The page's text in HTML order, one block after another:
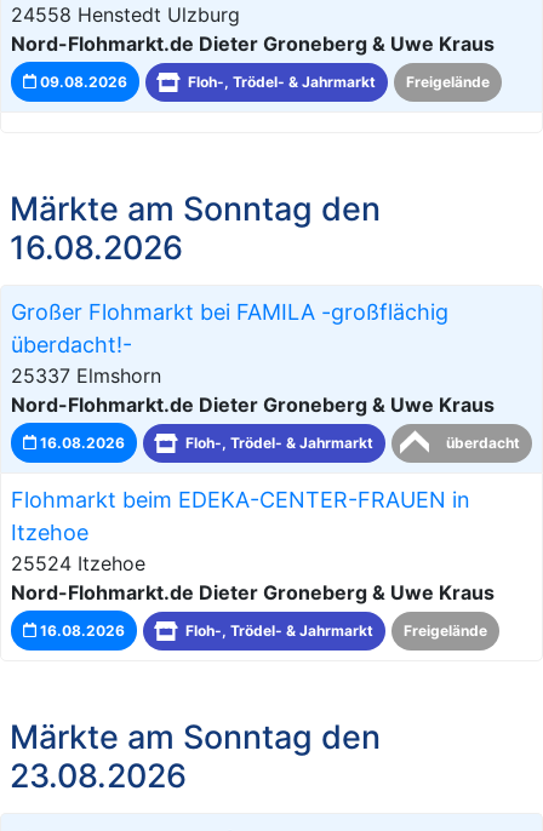
24558 Henstedt Ulzburg
Nord-Flohmarkt.de Dieter Groneberg & Uwe Kraus
09.08.2026 Floh-, Trödel- & Jahrmarkt Freigelände
Märkte am Sonntag den
16.08.2026
Großer Flohmarkt bei FAMILA -großflächig
überdacht!-
25337 Elmshorn
Nord-Flohmarkt.de Dieter Groneberg & Uwe Kraus
16.08.2026 Floh-, Trödel- & Jahrmarkt überdacht
Flohmarkt beim EDEKA-CENTER-FRAUEN in
Itzehoe
25524 Itzehoe
Nord-Flohmarkt.de Dieter Groneberg & Uwe Kraus
16.08.2026 Floh-, Trödel- & Jahrmarkt Freigelände
Märkte am Sonntag den
23.08.2026